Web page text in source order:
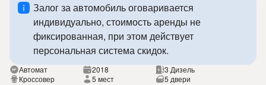
Залог за автомобиль оговаривается
индивидуально, стоимость аренды не
фиксированная, при этом действует
персональная система скидок.
Автомат 2018
3 Дизель
Кроссовер
5 мест 5 двери